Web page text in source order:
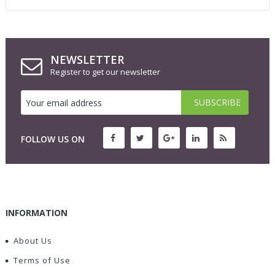
NEWSLETTER
Register to get our newsletter
FOLLOW US ON
INFORMATION
About Us
Terms of Use